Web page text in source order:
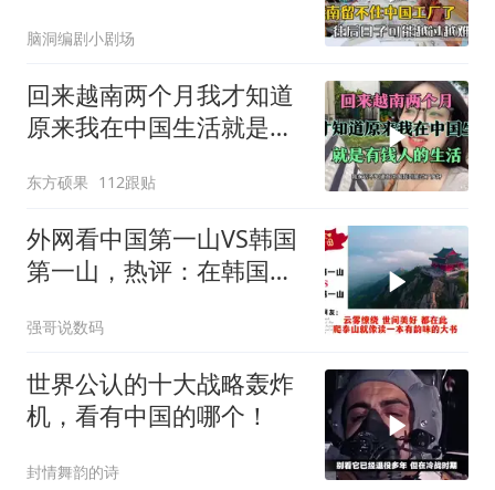
脑洞编剧小剧场
回来越南两个月我才知道
原来我在中国生活就是有
东方硕果 112跟贴
外网看中国第一山VS韩国
第一山，热评：在韩国土
强哥说数码
世界公认的十大战略轰炸
机，看有中国的哪个！
封情舞韵的诗